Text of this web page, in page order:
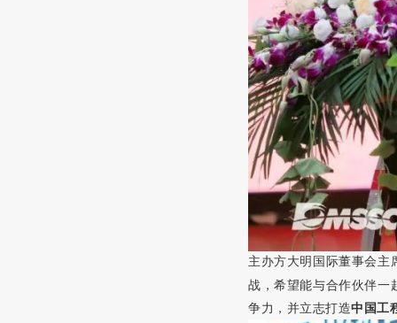
主办方大明国际董事会主
战，希望能与合作伙伴一
争力，并立志打造中国工